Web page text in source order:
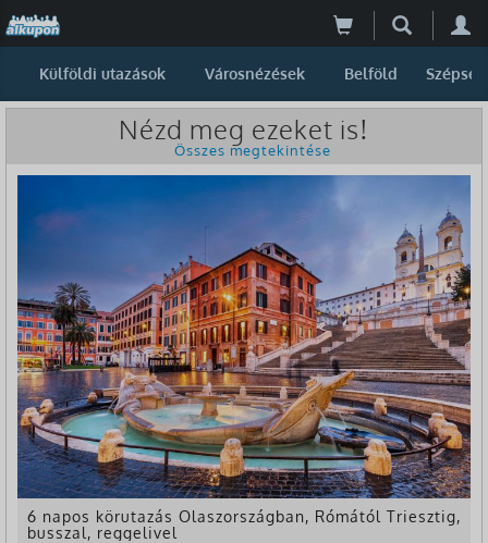
Külföldi utazások Városnézések Belföld Szépség
Nézd meg ezeket is!
Összes megtekintése
6 napos körutazás Olaszországban, Rómától Triesztig,
busszal, reggelivel